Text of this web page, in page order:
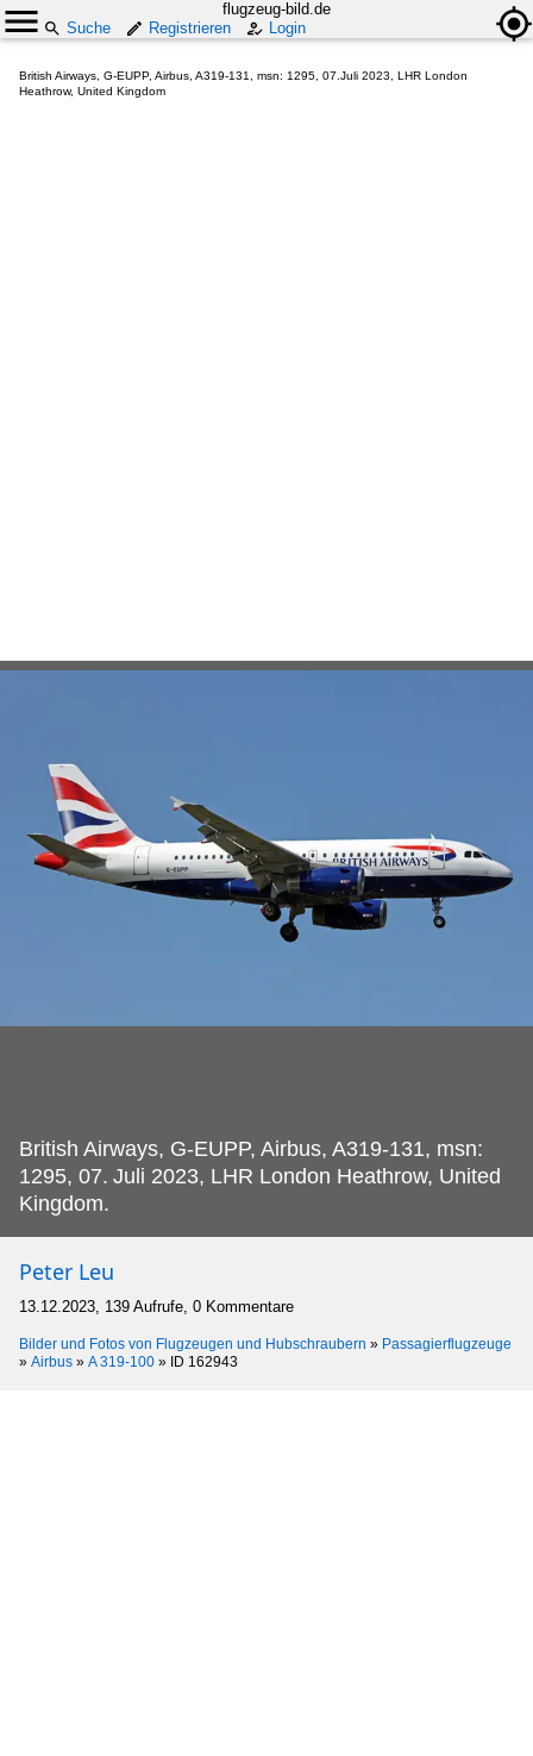
flugzeug-bild.de
Suche
Registrieren Login
British Airways, G-EUPP, Airbus, A319-131, msn: 1295, 07.Juli 2023, LHR London
Heathrow, United Kingdom
British Airways, G-EUPP, Airbus, A319-131, msn:
1295, 07. Juli 2023, LHR London Heathrow, United
Kingdom.
Peter Leu
13.12.2023, 139 Aufrufe, 0 Kommentare
Bilder und Fotos von Flugzeugen und Hubschraubern » Passagierflugzeuge
» Airbus » A 319-100 » ID 162943